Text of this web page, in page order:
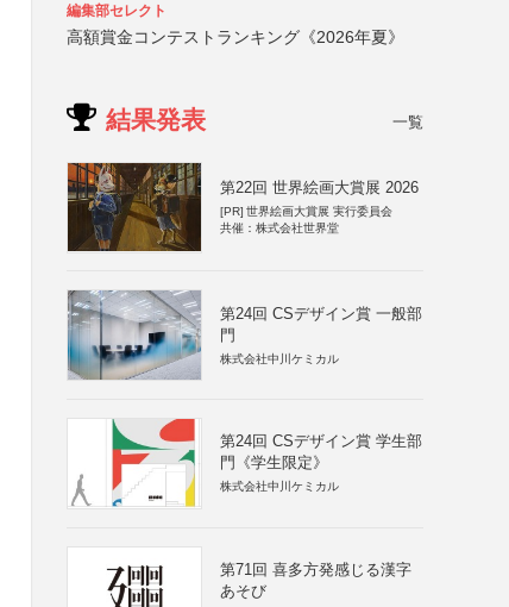
編集部セレクト
高額賞金コンテストランキング《2026年夏》
結果発表 一覧
第22回 世界絵画大賞展 2026
[PR] 世界絵画大賞展 実行委員会
共催：株式会社世界堂
第24回 CSデザイン賞 一般部
門
株式会社中川ケミカル
第24回 CSデザイン賞 学生部
門《学生限定》
株式会社中川ケミカル
第71回 喜多方発感じる漢字
あそび